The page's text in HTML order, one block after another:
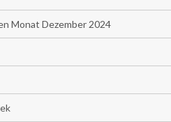
Monat Dezember 2024